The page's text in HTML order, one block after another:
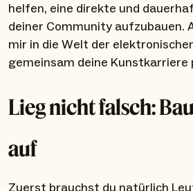
helfen, eine direkte und
deiner Community aufzubauen.
mir in die Welt der
gemeinsam deine Kunstkarriere
Lieg nicht falsch:
auf